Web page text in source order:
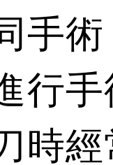
手
行
時